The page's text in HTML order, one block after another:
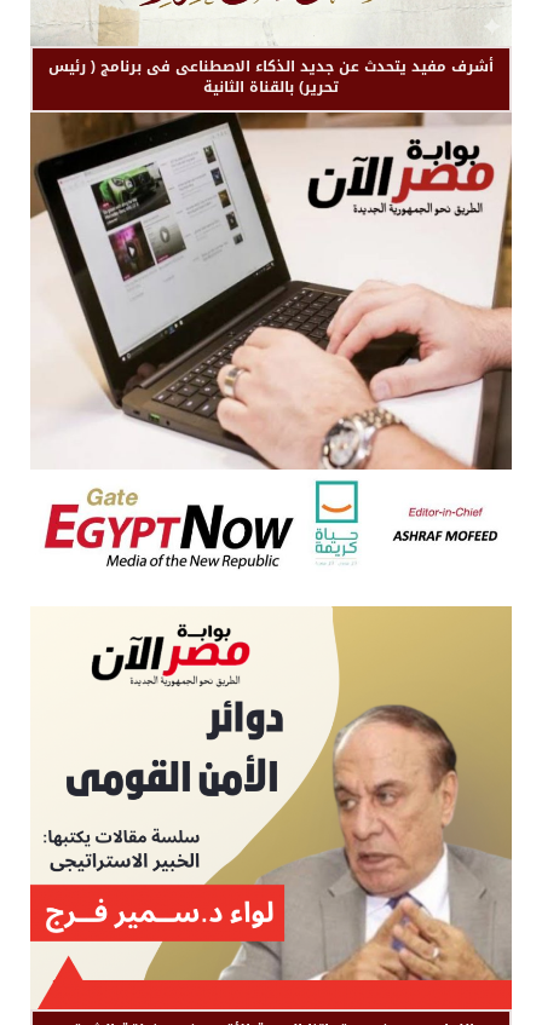
أشرف مفيد يتحدث عن جديد الذكاء الاصطناعى فى برنامج ( رئيس
تحرير) بالقناة الثانية